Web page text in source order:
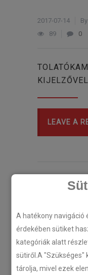
A hatékony navigáció
érdekében sütiket
kategóriák alatt
sütiről.A "Szükséges"
tárolja, mivel ezek
2017-07-14
89
0
KIJELZŐVEL
LEAVE A